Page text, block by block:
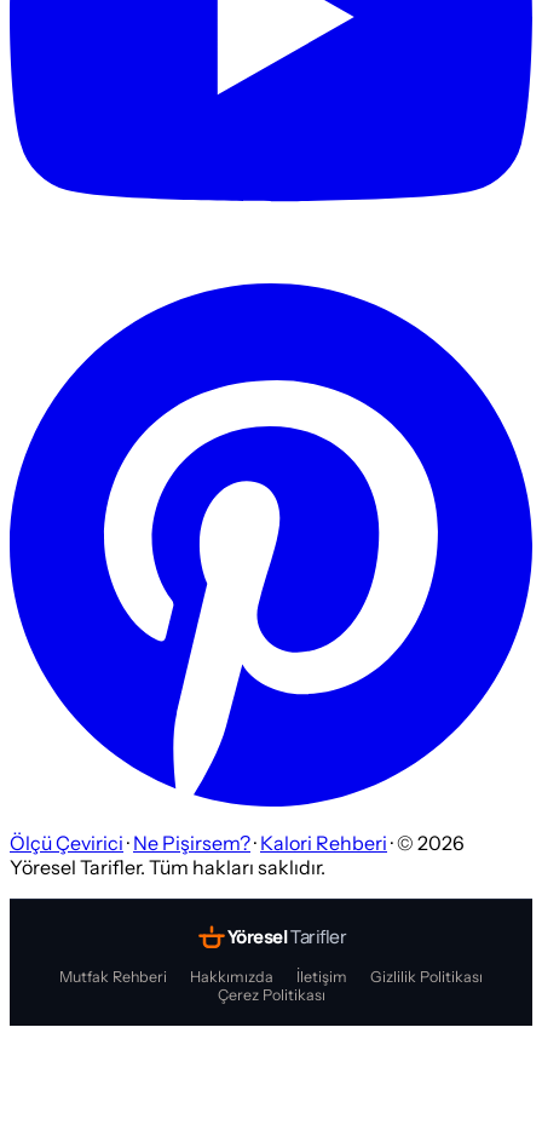
Ölçü Çevirici · Ne Pişirsem?· Kalori Rehberi · © 2026
Yöresel Tarifler. Tüm hakları saklıdır.
YöreselTarifler
Mutfak Rehberi Hakkımızda İletişim
Gizlilik Politikası
Çerez Politikası